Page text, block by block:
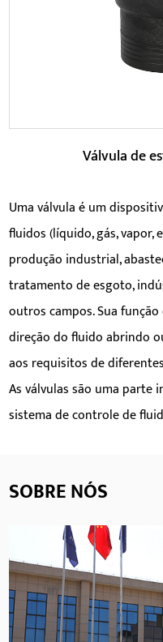
Válvula de
Uma válvula é um
fluidos (líquido, gás, vapor,
produção industrial,
tratamento de esgoto,
outros campos. Sua
direção do fluido abrindo
aos requisitos de
As válvulas são uma parte
sistema de controle de
válvula tem seus cenários
abrir e fechar tubulações
capacidade de comutação
adequadas para cenários
podem ajustar o fluxo e a
SOBRE NÓS